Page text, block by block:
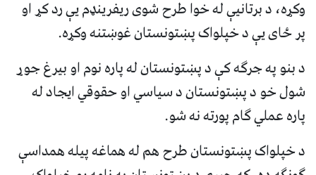
وکړه، د برتانیې له خوا طرح شوی ریفرینډم یې رد کړ او
پر ځای یې د خپلواک پښتونستان غوښتنه وکړه.
د بنو په جرګه کې د پښتونستان له پاره نوم او بیرغ جوړ
شول خو د پښتونستان د سیاسي او حقوقي ایجاد له
پاره عملي ګام پورته نه شو.
د خپلواک پښتونستان طرح هم له هماغه پیله همداسې